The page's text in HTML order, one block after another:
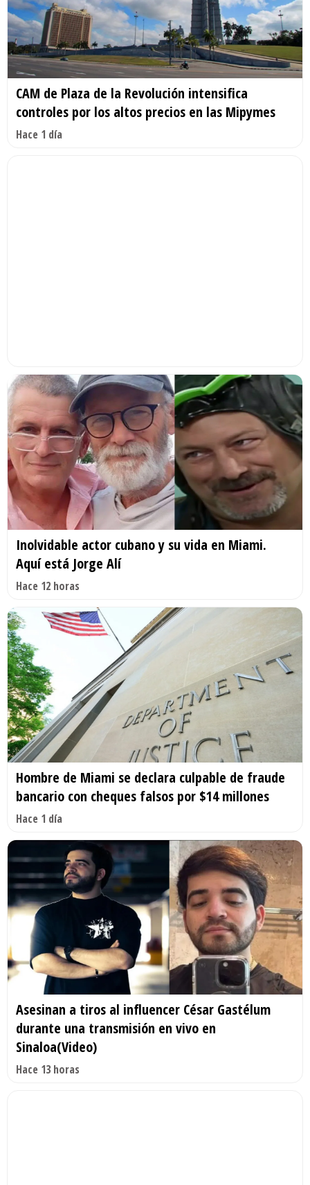
CAM de Plaza de la Revolución intensifica
controles por los altos precios en las Mipymes
Hace 1 día
Inolvidable actor cubano y su vida en Miami.
Aquí está Jorge Alí
Hace 12 horas
Hombre de Miami se declara culpable de fraude
bancario con cheques falsos por $14 millones
Hace 1 día
Asesinan a tiros al influencer César Gastélum
durante una transmisión en vivo en
Sinaloa(Video)
Hace 13 horas